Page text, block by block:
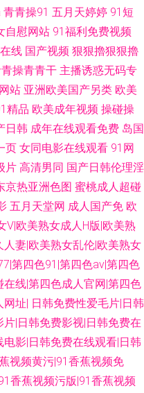
本一本视频 国产91色 国产精品
先锋激情都市 91av福利 黄色中文
韩 97精频 91牛逼 www艹 久久老
导航 美女黄色涩网站 亚洲人成看
区 午夜桃色 91TS人妖另类 色香
级免费观看 91蝌蚪 免费在线观看
人人色人人乐人人 豆花传媒网官
狼友青草园 亚洲人与兽 欧美老
干网 四虎影院国产精品 www91
源超碰总站 久久婷婷五月天 ts性
青青操91 五月天婷婷 91短
自慰网站 91福利免费视频
线 国产视频 狠狠擼狠狠擼
操青青干 主播诱惑无码专
站 亚洲欧美国产另类 欧美
精品 欧美成年视频 操碰操
日韩 成年在线观看免费 岛国
页 女同电影在线观看 91网
片 高清男同 国产日韩伦理淫
京热亚洲色图 蜜桃成人超碰
五月天堂网 成人国产免 欧
V|欧美熟女成人H版|欧美熟
妻|欧美熟女乱伦|欧美熟女
第四色91|第四色av|第四色
线|第四色成人官网|第四色
网址| 日韩免费性爱毛片|日韩
|日韩免费影视|日韩免费在
影|日韩免费在线观看|日韩
视频黄污|91香蕉视频免
香蕉视频污版|91香蕉视频